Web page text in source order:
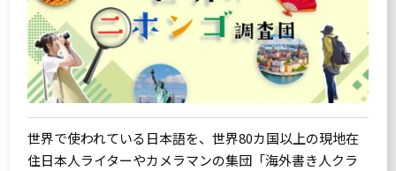
世界で使われている日本語を、世界80カ国以上の現地在
住日本人ライターやカメラマンの集団「海外書き人クラ